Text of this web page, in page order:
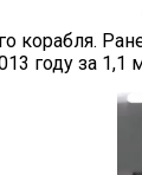
корабля.
году за 1,1